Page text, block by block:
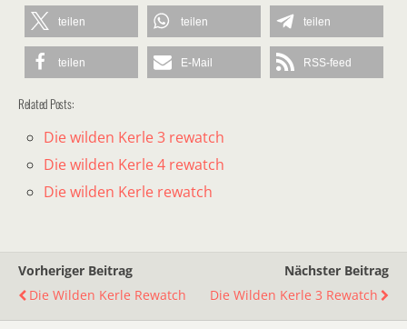
teilen teilen teilen
teilen E-Mail RSS-feed
Related Posts:
Die wilden Kerle 3 rewatch
Die wilden Kerle 4 rewatch
Die wilden Kerle rewatch
Vorheriger Beitrag
Die Wilden Kerle Rewatch
Nächster Beitrag
Die Wilden Kerle 3 Rewatch